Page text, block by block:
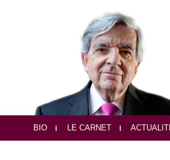
BIO LE CARNET